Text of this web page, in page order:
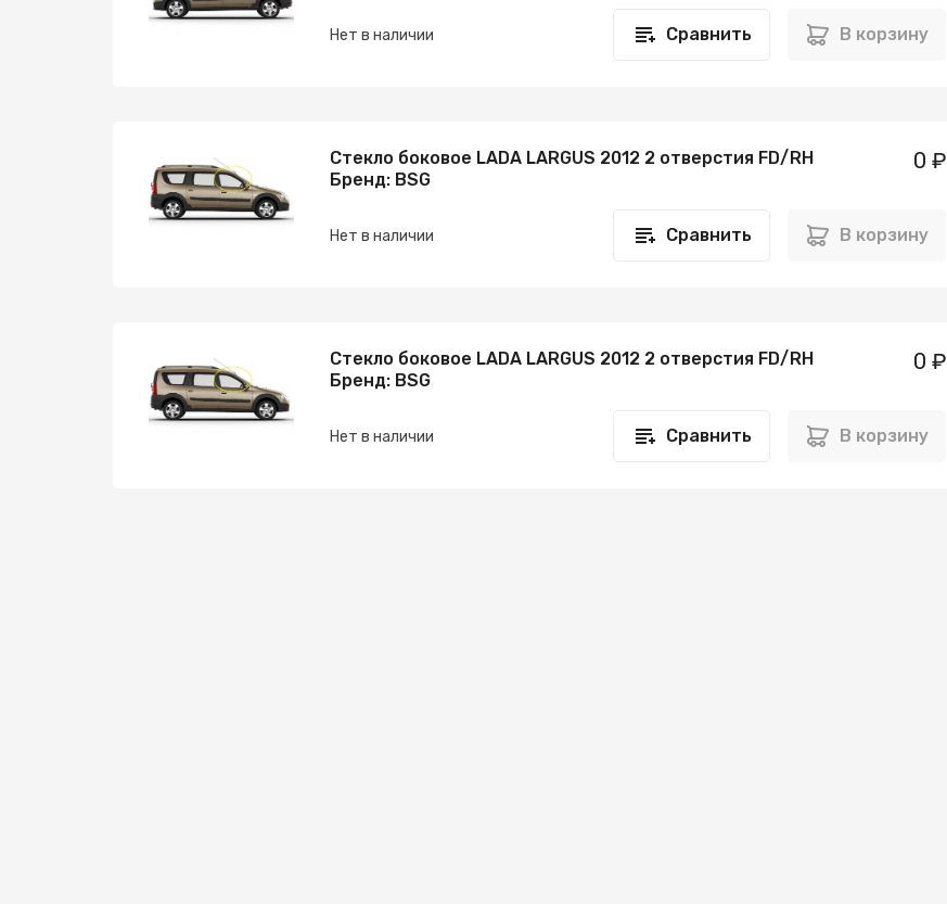
Нет в наличии Сравнить В корзину
Стекло боковое LADA LARGUS 2012 2 отверстия FD/RH
Бренд: BSG
0 ₽
Нет в наличии Сравнить В корзину
Стекло боковое LADA LARGUS 2012 2 отверстия FD/RH
Бренд: BSG
0 ₽
Нет в наличии Сравнить В корзину